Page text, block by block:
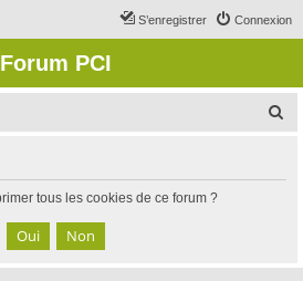
Connexion
S’enregistrer
Forum PCI
c
tous les cookies de ce forum ?